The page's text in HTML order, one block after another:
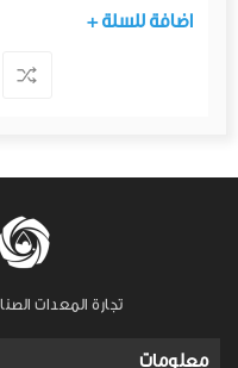
+ اضافة للسلة
تجارة المعدات
معلومات